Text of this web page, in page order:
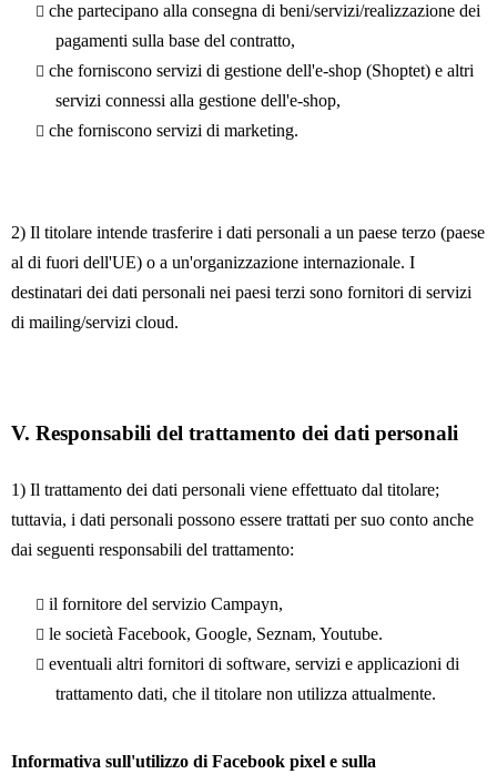
che partecipano alla consegna di beni/servizi/realizzazione dei
pagamenti sulla base del contratto,
che forniscono servizi di gestione dell'e-shop (Shoptet) e altri
servizi connessi alla gestione dell'e-shop,
che forniscono servizi di marketing.
2) Il titolare intende trasferire i dati personali a un paese terzo (paese
al di fuori dell'UE) o a un'organizzazione internazionale. I
destinatari dei dati personali nei paesi terzi sono fornitori di servizi
di mailing/servizi cloud.
V. Responsabili del trattamento dei dati personali
1) Il trattamento dei dati personali viene effettuato dal titolare;
tuttavia, i dati personali possono essere trattati per suo conto anche
dai seguenti responsabili del trattamento:
il fornitore del servizio Campayn,
le società Facebook, Google, Seznam, Youtube.
eventuali altri fornitori di software, servizi e applicazioni di
trattamento dati, che il titolare non utilizza attualmente.
Informativa sull'utilizzo di Facebook pixel e sulla